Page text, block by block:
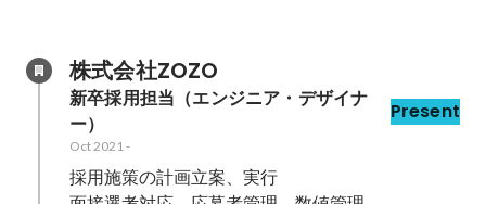
株式会社ZOZO
新卒採用担当（エンジニア・デザイナ
ー）
Present
Oct 2021-
採用施策の計画立案、実行